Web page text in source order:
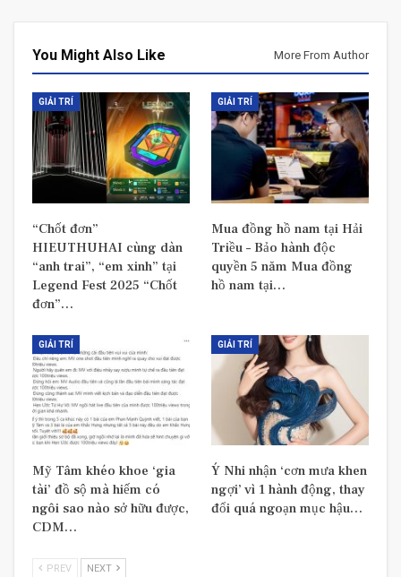
You Might Also Like More From Author
GIẢI TRÍ
“Chốt đơn”
HIEUTHUHAI cùng dàn
“anh trai”, “em xinh” tại
Legend Fest 2025 “Chốt
đơn”…
GIẢI TRÍ
Mua đồng hồ nam tại Hải
Triều – Bảo hành độc
quyền 5 năm Mua đồng
hồ nam tại…
GIẢI TRÍ
Mỹ Tâm khéo khoe ‘gia
tài’ đồ sộ mà hiếm có
ngôi sao nào sở hữu được,
CDM…
GIẢI TRÍ
Ý Nhi nhận ‘cơn mưa khen
ngợi’ vì 1 hành động, thay
đổi quá ngoạn mục hậu…
PREV NEXT